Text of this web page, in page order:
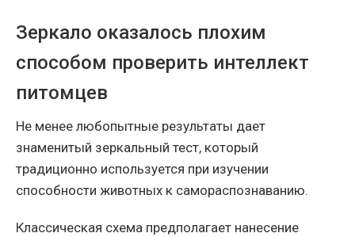
Зеркало оказалось плохим
способом проверить интеллект
питомцев
Не менее любопытные результаты дает
знаменитый зеркальный тест, который
традиционно используется при изучении
способности животных к самораспознаванию.
Классическая схема предполагает нанесение